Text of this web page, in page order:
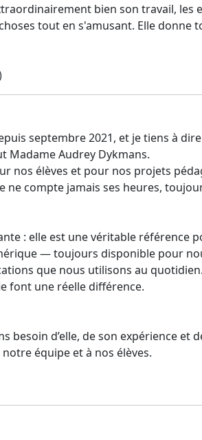
bien son travail, les
tout en s'amusant. Elle donne
septembre 2021, et je tiens à
Audrey Dykmans.
nos élèves et pour nos projets
ne compte jamais ses heures,
: elle est une véritable référence
— toujours disponible pour
que nous utilisons au quotidien.
font une réelle différence.
besoin d’elle, de son expérience et
équipe et à nos élèves.